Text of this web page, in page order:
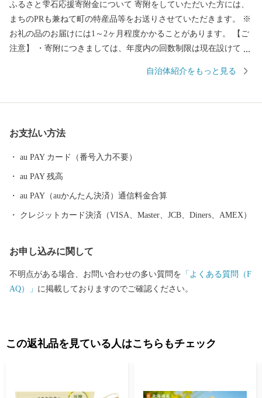
ふるさと雫石応援寄附金について 寄附をしていただいた方には、
まちのPRも兼ねて町の特産品等をお送りさせていただきます。 ※
お礼の品のお届けには1～2ヶ月程度かかることがあります。 【ご
注意】 ・寄附につきましては、年度内の回数制限は現在設けてお
は、雫石町外にお住まいの方に限らせていただきます。 ■□
l：shizukuishi@furusato-bpo.com
自治体紹介をもっと見る
お支払い方法
au PAY カード（番号入力不要）
au PAY 残高
au PAY（auかんたん決済）通信料金合算
クレジットカード決済（VISA、Master、JCB、Diners、AMEX）
お申し込みに関して
不明点がある場合、お問い合わせの多い質問を 「よくある質問（F
AQ）」 に掲載しておりますのでご確認ください。
この返礼品を見ている人はこちらもチェック